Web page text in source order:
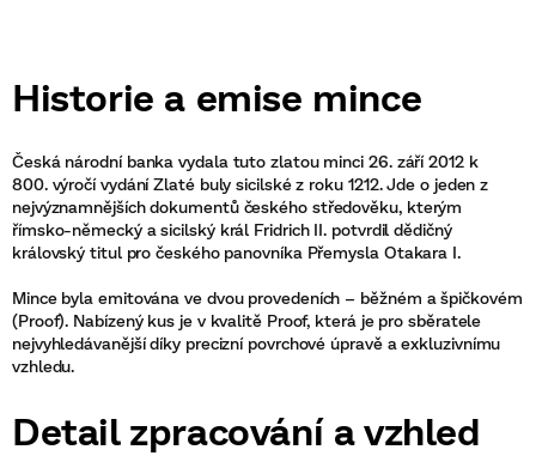
Historie a emise mince
Česká národní banka vydala tuto zlatou minci 26. září 2012 k
800. výročí vydání Zlaté buly sicilské z roku 1212. Jde o jeden z
nejvýznamnějších dokumentů českého středověku, kterým
římsko-německý a sicilský král Fridrich II. potvrdil dědičný
královský titul pro českého panovníka Přemysla Otakara I.
Mince byla emitována ve dvou provedeních – běžném a špičkovém
(Proof). Nabízený kus je v kvalitě Proof, která je pro sběratele
nejvyhledávanější díky precizní povrchové úpravě a exkluzivnímu
vzhledu.
Detail zpracování a vzhled